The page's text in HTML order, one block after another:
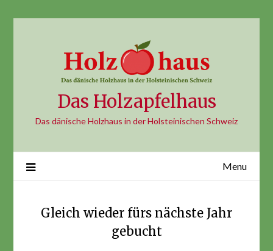
Das Holzapfelhaus
Das dänische Holzhaus in der Holsteinischen Schweiz
Menu
Gleich wieder fürs nächste Jahr
gebucht